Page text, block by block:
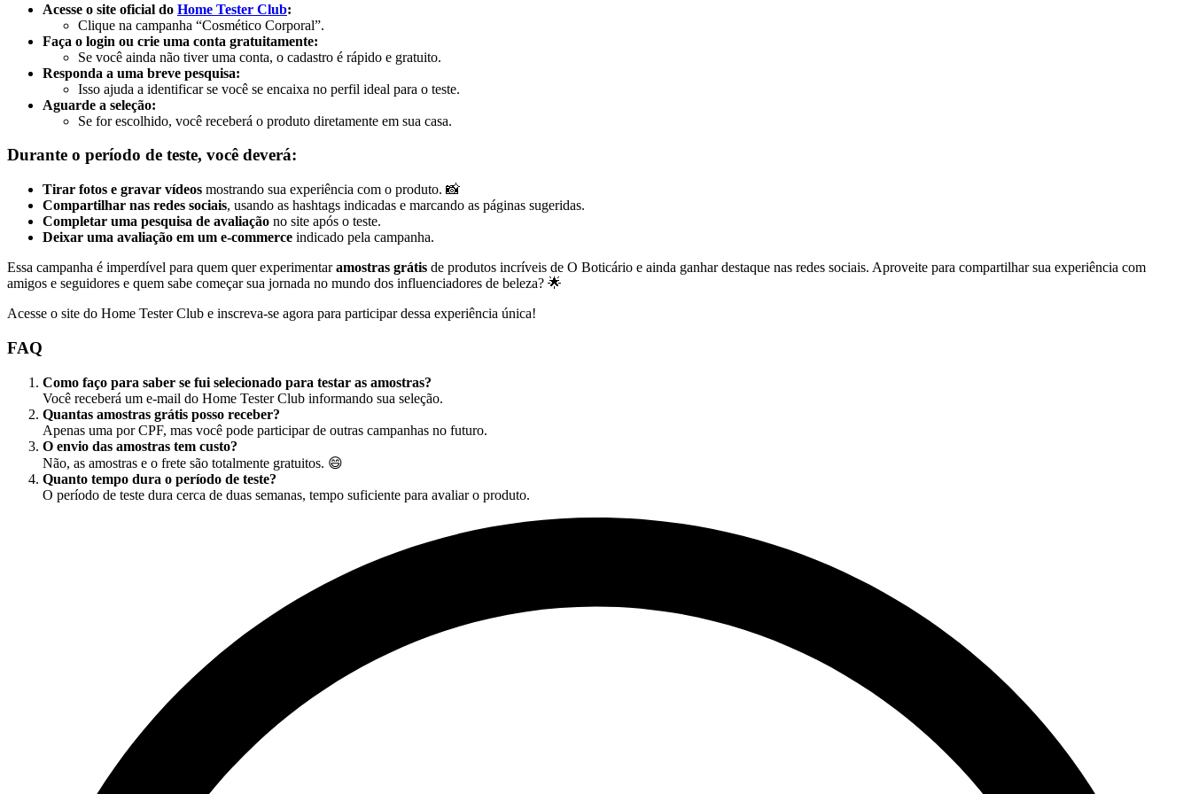
Acesse o site oficial do Home Tester Club:
Clique na campanha “Cosmético Corporal”.
Faça o login ou crie uma conta gratuitamente:
Se você ainda não tiver uma conta, o cadastro é rápido e gratuito.
Responda a uma breve pesquisa:
Isso ajuda a identificar se você se encaixa no perfil ideal para o teste.
Aguarde a seleção:
Se for escolhido, você receberá o produto diretamente em sua casa.
Durante o período de teste, você deverá:
Tirar fotos e gravar vídeos mostrando sua experiência com o produto. 📸
Compartilhar nas redes sociais, usando as hashtags indicadas e marcando as páginas sugeridas.
Completar uma pesquisa de avaliação no site após o teste.
Deixar uma avaliação em um e-commerce indicado pela campanha.
Essa campanha é imperdível para quem quer experimentaramostras grátis de produtos incríveis de O Boticário e ainda ganhar destaque nas redes sociais. Aproveite para compartilhar sua experiência com
amigos e seguidores e quem sabe começar sua jornada no mundo dos influenciadores de beleza? 🌟
Acesse o site do Home Tester Club e inscreva-se agora para participar dessa experiência única!
FAQ
Como faço para saber se fui selecionado para testar as amostras?
Você receberá um e-mail do Home Tester Club informando sua seleção.
Quantas amostras grátis posso receber?
Apenas uma por CPF, mas você pode participar de outras campanhas no futuro.
O envio das amostras tem custo?
Não, as amostras e o frete são totalmente gratuitos. 😄
Quanto tempo dura o período de teste?
O período de teste dura cerca de duas semanas, tempo suficiente para avaliar o produto.